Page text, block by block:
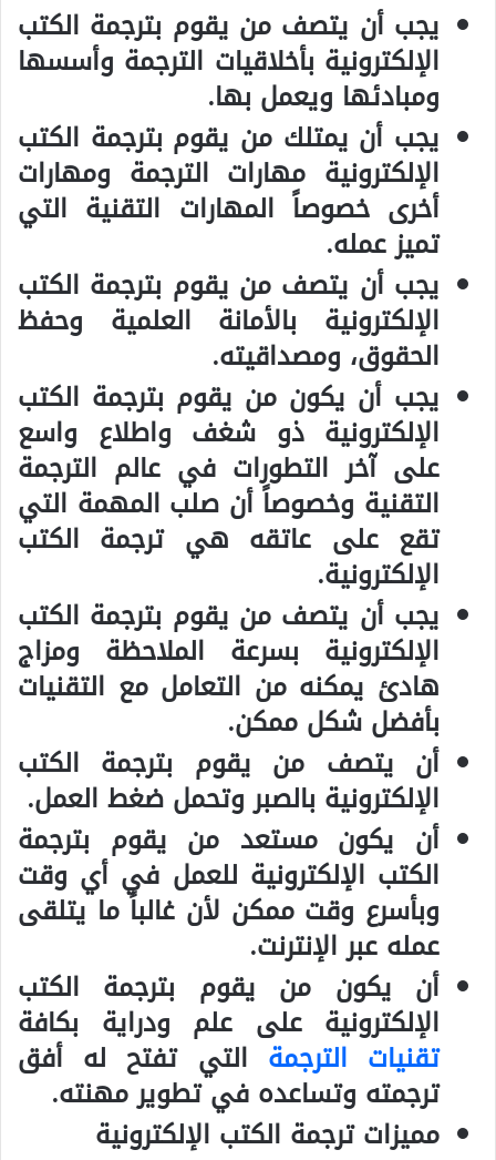
يجب أن يتصف من يقوم بترجمة الكتب
الإلكترونية بأخلاقيات الترجمة وأسسها
ومبادئها ويعمل بها.
يجب أن يمتلك من يقوم بترجمة الكتب
الإلكترونية مهارات الترجمة ومهارات
أخرى خصوصاً المهارات التقنية التي
تميز عمله.
يجب أن يتصف من يقوم بترجمة الكتب
الإلكترونية بالأمانة العلمية وحفظ
الحقوق، ومصداقيته.
يجب أن يكون من يقوم بترجمة الكتب
الإلكترونية ذو شغف واطلاع واسع
على آخر التطورات في عالم الترجمة
التقنية وخصوصاً أن صلب المهمة التي
تقع على عاتقه هي ترجمة الكتب
الإلكترونية.
يجب أن يتصف من يقوم بترجمة الكتب
الإلكترونية بسرعة الملاحظة ومزاج
هادئ يمكنه من التعامل مع التقنيات
بأفضل شكل ممكن.
أن يتصف من يقوم بترجمة الكتب
الإلكترونية بالصبر وتحمل ضغط العمل.
أن يكون مستعد من يقوم بترجمة
الكتب الإلكترونية للعمل في أي وقت
وبأسرع وقت ممكن لأن غالباً ما يتلقى
عمله عبر الإنترنت.
أن يكون من يقوم بترجمة الكتب
الإلكترونية على علم ودراية بكافة
تقنيات الترجمة التي تفتح له أفق
ترجمته وتساعده في تطوير مهنته.
مميزات ترجمة الكتب الإلكترونية